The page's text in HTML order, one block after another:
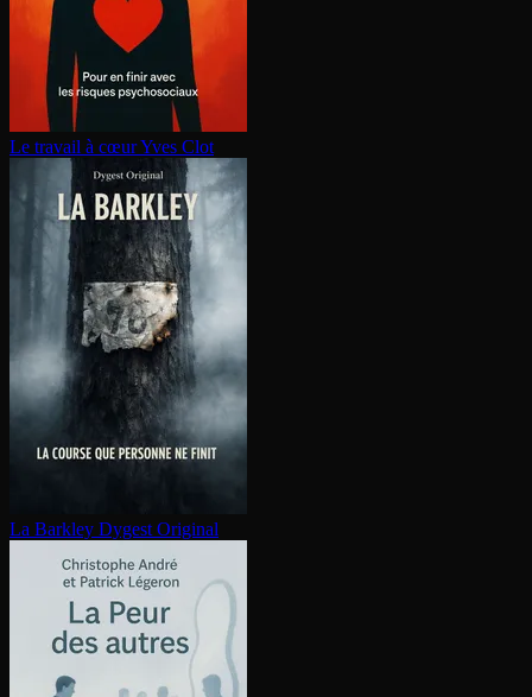
Le travail à cœurYves Clot
La Barkley Dygest Original